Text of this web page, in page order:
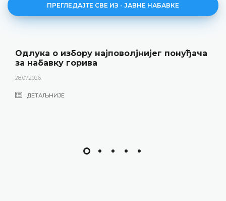
ПРЕГЛЕДАЈТЕ СВЕ ИЗ - ЈАВНЕ НАБАВКЕ
Одлука о избору најповолјнијег понуђача
за набавку горива
28.07.2026.
ДЕТАЉНИЈЕ